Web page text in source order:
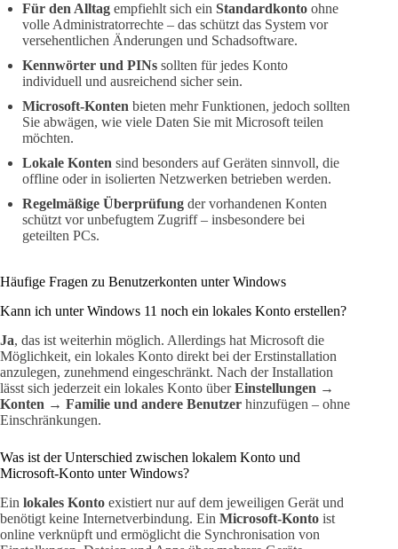
Für den Alltag empfiehlt sich ein Standardkonto ohne
volle Administratorrechte – das schützt das System vor
versehentlichen Änderungen und Schadsoftware.
Kennwörter und PINs sollten für jedes Konto
individuell und ausreichend sicher sein.
Microsoft-Konten bieten mehr Funktionen, jedoch sollten
Sie abwägen, wie viele Daten Sie mit Microsoft teilen
möchten.
Lokale Konten sind besonders auf Geräten sinnvoll, die
offline oder in isolierten Netzwerken betrieben werden.
Regelmäßige Überprüfung der vorhandenen Konten
schützt vor unbefugtem Zugriff – insbesondere bei
geteilten PCs.
Häufige Fragen zu Benutzerkonten unter Windows
Kann ich unter Windows 11 noch ein lokales Konto erstellen?
Ja, das ist weiterhin möglich. Allerdings hat Microsoft die
Möglichkeit, ein lokales Konto direkt bei der Erstinstallation
anzulegen, zunehmend eingeschränkt. Nach der Installation
lässt sich jederzeit ein lokales Konto überEinstellungen →
Konten → Familie und andere Benutzer hinzufügen – ohne
Einschränkungen.
Was ist der Unterschied zwischen lokalem Konto und
Microsoft-Konto unter Windows?
Ein lokales Konto existiert nur auf dem jeweiligen Gerät und
benötigt keine Internetverbindung. Ein Microsoft-Konto ist
online verknüpft und ermöglicht die Synchronisation von